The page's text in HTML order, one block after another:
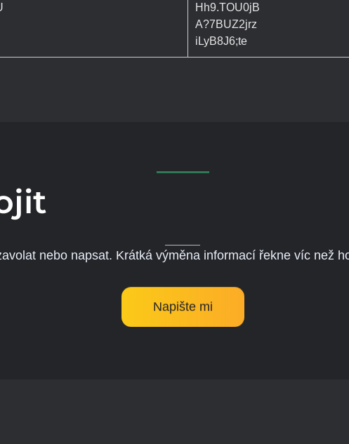
Hh9.TOU0jB
A?7BUZ2jrz
iLyB8J6;te
nebo napsat. Krátká výměna informací řekne víc než
Napište mi